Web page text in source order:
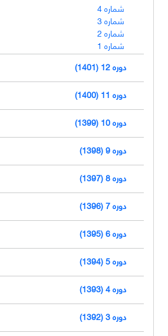
شماره 4
شماره 3
شماره 2
شماره 1
دوره 12 (1401)
دوره 11 (1400)
دوره 10 (1399)
دوره 9 (1398)
دوره 8 (1397)
دوره 7 (1396)
دوره 6 (1395)
دوره 5 (1394)
دوره 4 (1393)
دوره 3 (1392)